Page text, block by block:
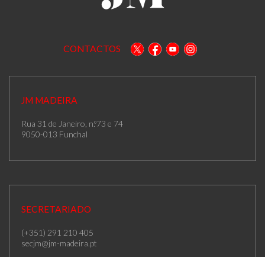
CONTACTOS
JM MADEIRA
Rua 31 de Janeiro, n.º73 e 74
9050-013 Funchal
SECRETARIADO
(+351) 291 210 405
secjm@jm-madeira.pt